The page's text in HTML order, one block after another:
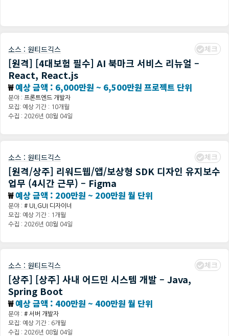
소스 : 원티드긱스 체크
[원격] [4대보험 필수] AI 북마크 서비스 리뉴얼 –
React, React.js
₩예상 금액 : 6,000만원 ~ 6,500만원 프로젝트 단위
분야 : 프론트엔드 개발자
모집: 예상 기간 : 10개월
수집 : 2026년 08월 04일
소스 : 원티드긱스 체크
[원격/상주] 리워드웹/앱/보상형 SDK 디자인 유지보수
업무 (4시간 근무) – Figma
₩예상 금액 : 200만원 ~ 200만원 월 단위
분야 : # UI,GUI 디자이너
모집: 예상 기간 : 1개월
수집 : 2026년 08월 04일
소스 : 원티드긱스 체크
[상주] [상주] 사내 어드민 시스템 개발 – Java,
Spring Boot
₩예상 금액 : 400만원 ~ 400만원 월 단위
분야 : # 서버 개발자
모집: 예상 기간 : 6개월
수집 : 2026년 08월 04일